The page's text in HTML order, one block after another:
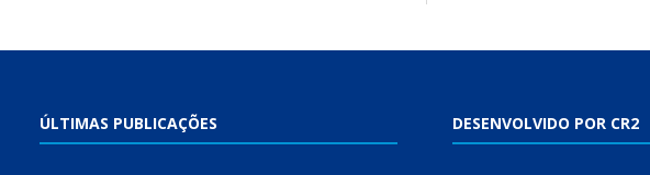
ÚLTIMAS PUBLICAÇÕES DESENVOLVIDO POR CR2